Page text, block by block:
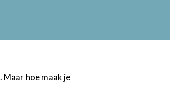
hoe maak je